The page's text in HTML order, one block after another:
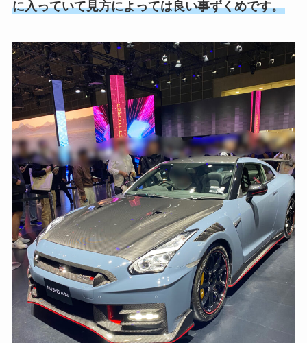
に入っていて見方によっては良い事ずくめです。